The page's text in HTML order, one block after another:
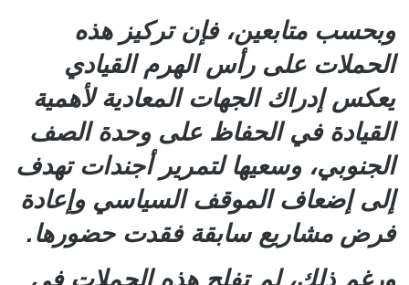
وبحسب متابعين، فإن تركيز هذه
الحملات على رأس الهرم القيادي
يعكس إدراك الجهات المعادية لأهمية
القيادة في الحفاظ على وحدة الصف
الجنوبي، وسعيها لتمرير أجندات تهدف
إلى إضعاف الموقف السياسي وإعادة
فرض مشاريع سابقة فقدت حضورها.